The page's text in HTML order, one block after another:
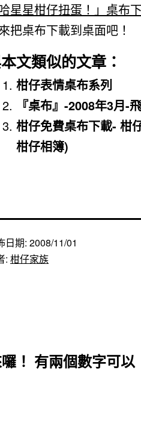
哈星星柑仔扭蛋！」桌布
把桌布下載到桌面吧！
文類似的文章：
柑仔表情桌布系列
『桌布』-2008年3月-
柑仔免費桌布下載- 柑
柑仔相簿)
日期: 2008/11/01
: 柑仔家族
！ 有兩個數字可以